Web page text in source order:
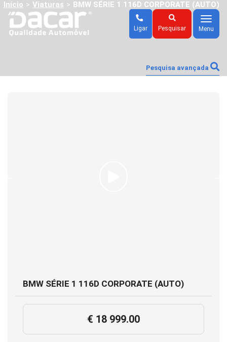
Pesquisar
Ligar
Menu
Menu
Início > Viaturas > BMW SÉRIE 1 116D CORPORATE (AUTO)
Pesquisa avançada
BMW SÉRIE 1 116D CORPORATE (AUTO)
€ 18 999.00